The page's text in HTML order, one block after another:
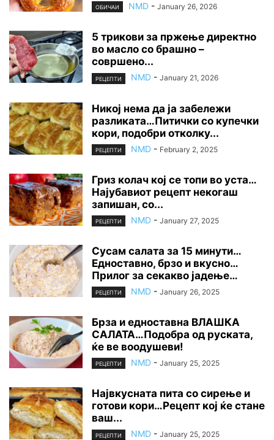
ОБИЧАИ NMD - January 26, 2026
5 трикови за пржење директно
во масло со брашно –
совршено...
РЕЦЕПТИ NMD - January 21, 2026
Никој нема да ја забележи
разликата…Питички со купечки
кори, подобри отколку...
РЕЦЕПТИ NMD - February 2, 2025
Гриз колач кој се топи во уста…
Најубавиот рецепт некогаш
запишан, со...
РЕЦЕПТИ NMD - January 27, 2025
Сусам салата за 15 минути…
Едноставно, брзо и вкусно…
Прилог за секакво јадење…
РЕЦЕПТИ NMD - January 26, 2025
Брза и едноставна ВЛАШКА
САЛАТА…Подобра од руската,
ќе ве воодушеви!
РЕЦЕПТИ NMD - January 25, 2025
Највкусната пита со сирење и
готови кори…Рецепт кој ќе стане
ваш...
РЕЦЕПТИ NMD - January 25, 2025